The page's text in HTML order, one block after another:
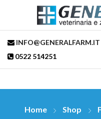
INFO@GENERALFARM.IT
0522 514251
Home Shop